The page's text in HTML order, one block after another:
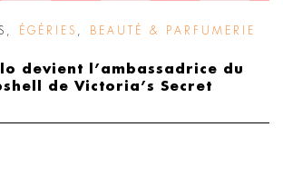
ÉGÉRIES BEAUTÉ & PARFUMERIE
devient l’ambassadrice du
de Victoria’s Secret